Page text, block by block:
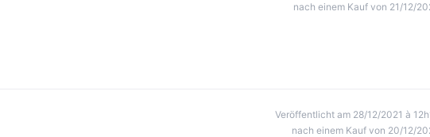
nach einem Kauf von 21/12/
Veröffentlicht am 28/12/2021 à
nach einem Kauf von 20/12/